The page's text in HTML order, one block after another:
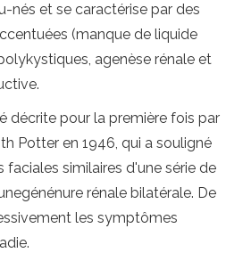
nés et se caractérise par des
(manque de liquide
agenèse rénale et
décrite pour la première fois par
Potter en 1946, qui a souligné
faciales similaires d'une série de
rénale bilatérale. De
les symptômes